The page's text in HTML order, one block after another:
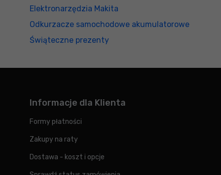
Elektronarzędzia Makita
Odkurzacze samochodowe akumulatorowe
Świąteczne prezenty
Informacje dla Klienta
Formy płatności
Zakupy na raty
Dostawa - koszt i opcje